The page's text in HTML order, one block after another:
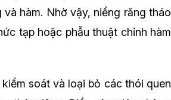
hàm. Nhờ vậy, niềng răng tháo
tạp hoặc phẫu thuật chỉnh hàm
soát và loại bỏ các thói quen